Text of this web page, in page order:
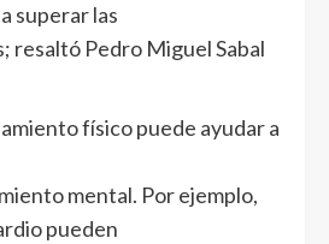
superar las
resaltó Pedro Miguel Sabal
físico puede ayudar a
mental. Por ejemplo,
pueden